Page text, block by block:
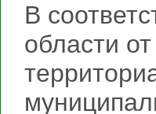
В
области